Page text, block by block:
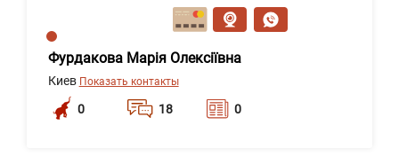
Фурдакова Марія Олексіївна
Киев Показать контакты
0 18 0
сообщение